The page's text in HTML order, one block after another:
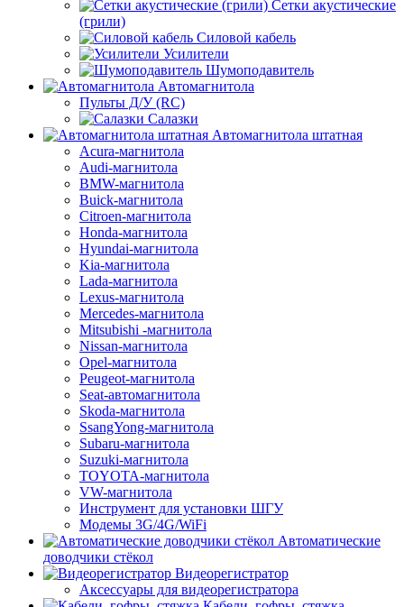
Сетки акустические
(грили)
Силовой кабель
Усилители
Шумоподавитель
Автомагнитола
Пульты Д/У (RC)
Салазки
Автомагнитола штатная
Acura-магнитола
Audi-магнитола
BMW-магнитола
Buick-магнитола
Citroen-магнитола
Honda-магнитола
Hyundai-магнитола
Kia-магнитола
Lada-магнитола
Lexus-магнитола
Mercedes-магнитола
Mitsubishi -магнитола
Nissan-магнитола
Opel-магнитола
Peugeot-магнитола
Seat-автомагнитола
Skoda-магнитола
SsangYong-магнитола
Subaru-магнитола
Suzuki-магнитола
TOYOTA-магнитола
VW-магнитола
Инструмент для установки ШГУ
Модемы 3G/4G/WiFi
Автоматические
доводчики стёкол
Видеорегистратор
Аксессуары для видеорегистратора